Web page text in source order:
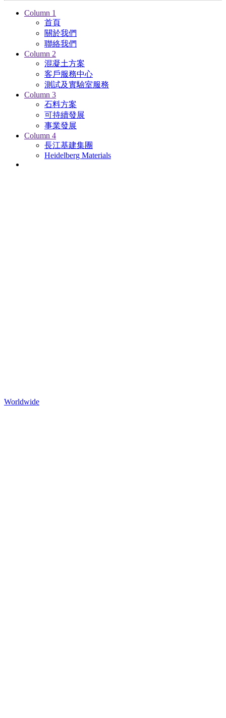
Column 1
首頁
關於我們
聯絡我們
Column 2
混凝土方案
客戶服務中心
測試及實驗室服務
Column 3
石料方案
可持續發展
事業發展
Column 4
長江基建集團
Heidelberg Materials
Worldwide